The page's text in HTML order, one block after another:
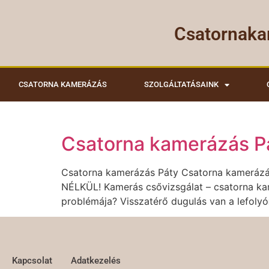
CSATORNA KAMERÁZÁS SZOLGÁLTATÁSAINK
Csatorna kamerázás
Csatorna kamerázás Páty Csatorna
NÉLKÜL! Kamerás csővizsgálat – csatorna
problémája? Visszatérő dugulás van a
Kapcsolat Adatkezelés